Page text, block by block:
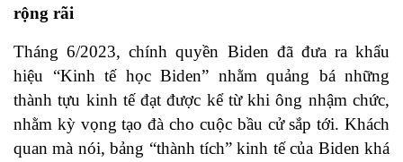
rộng rãi
Tháng 6/2023, chính quyền Biden đã đưa ra khẩu
hiệu “Kinh tế học Biden” nhằm quảng bá những
thành tựu kinh tế đạt được kể từ khi ông nhậm chức,
nhằm kỳ vọng tạo đà cho cuộc bầu cử sắp tới. Khách
quan mà nói, bảng “thành tích” kinh tế của Biden khá